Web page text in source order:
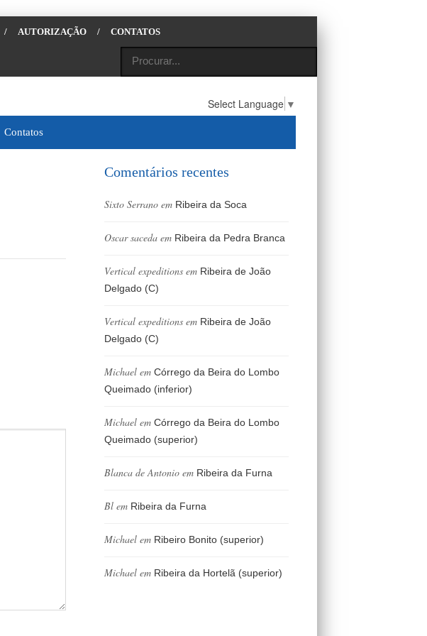
/ AUTORIZAÇÃO / CONTATOS
Select Language ▼
Contatos
Comentários recentes
Sixto Serrano em Ribeira da Soca
Oscar saceda em Ribeira da Pedra Branca
Vertical expeditions em Ribeira de João
Delgado (C)
Vertical expeditions em Ribeira de João
Delgado (C)
Michael em Córrego da Beira do Lombo
Queimado (inferior)
Michael em Córrego da Beira do Lombo
Queimado (superior)
Blanca de Antonio em Ribeira da Furna
Bl em Ribeira da Furna
Michael em Ribeiro Bonito (superior)
Michael em Ribeira da Hortelã (superior)